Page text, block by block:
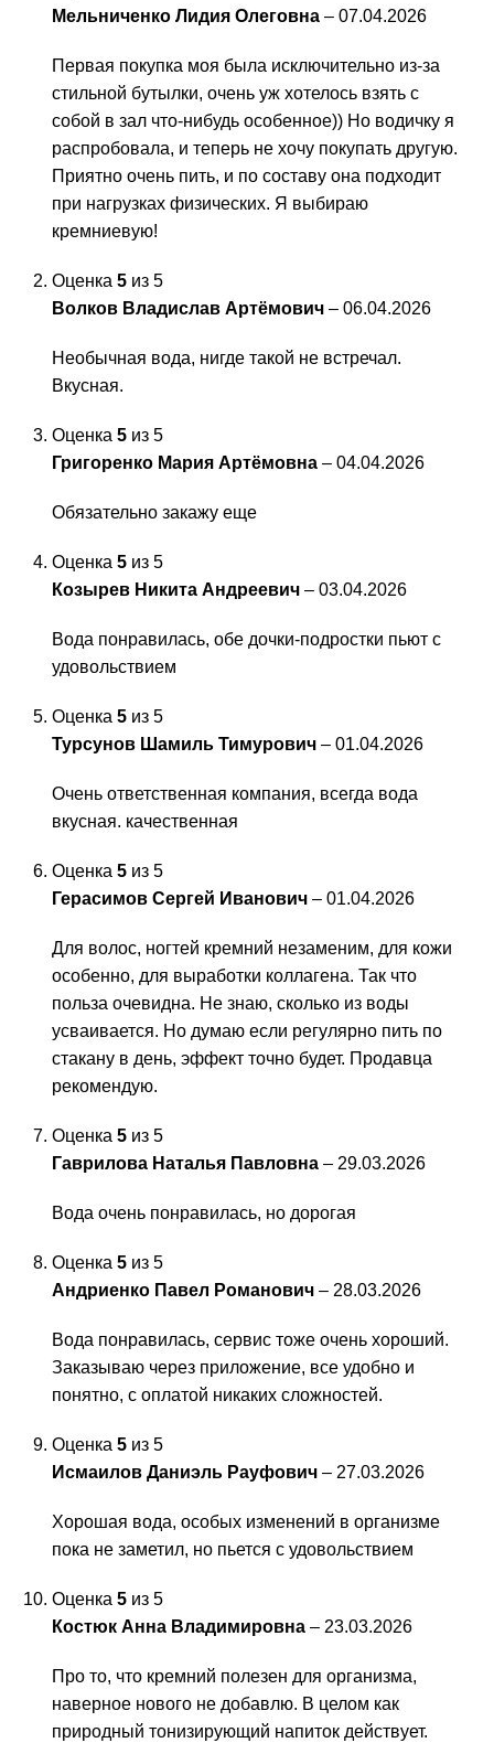
Мельниченко Лидия Олеговна – 07.04.2026
Первая покупка моя была исключительно из-за
стильной бутылки, очень уж хотелось взять с
собой в зал что-нибудь особенное)) Но водичку я
распробовала, и теперь не хочу покупать другую.
Приятно очень пить, и по составу она подходит
при нагрузках физических. Я выбираю
кремниевую!
Оценка 5 из 5
Волков Владислав Артёмович – 06.04.2026
Необычная вода, нигде такой не встречал.
Вкусная.
Оценка 5 из 5
Григоренко Мария Артёмовна – 04.04.2026
Обязательно закажу еще
Оценка 5 из 5
Козырев Никита Андреевич – 03.04.2026
Вода понравилась, обе дочки-подростки пьют с
удовольствием
Оценка 5 из 5
Турсунов Шамиль Тимурович – 01.04.2026
Очень ответственная компания, всегда вода
вкусная. качественная
Оценка 5 из 5
Герасимов Сергей Иванович – 01.04.2026
Для волос, ногтей кремний незаменим, для кожи
особенно, для выработки коллагена. Так что
польза очевидна. Не знаю, сколько из воды
усваивается. Но думаю если регулярно пить по
стакану в день, эффект точно будет. Продавца
рекомендую.
Оценка 5 из 5
Гаврилова Наталья Павловна – 29.03.2026
Вода очень понравилась, но дорогая
Оценка 5 из 5
Андриенко Павел Романович – 28.03.2026
Вода понравилась, сервис тоже очень хороший.
Заказываю через приложение, все удобно и
понятно, с оплатой никаких сложностей.
Оценка 5 из 5
Исмаилов Даниэль Рауфович – 27.03.2026
Хорошая вода, особых изменений в организме
пока не заметил, но пьется с удовольствием
Оценка 5 из 5
Костюк Анна Владимировна – 23.03.2026
Про то, что кремний полезен для организма,
наверное нового не добавлю. В целом как
природный тонизирующий напиток действует.